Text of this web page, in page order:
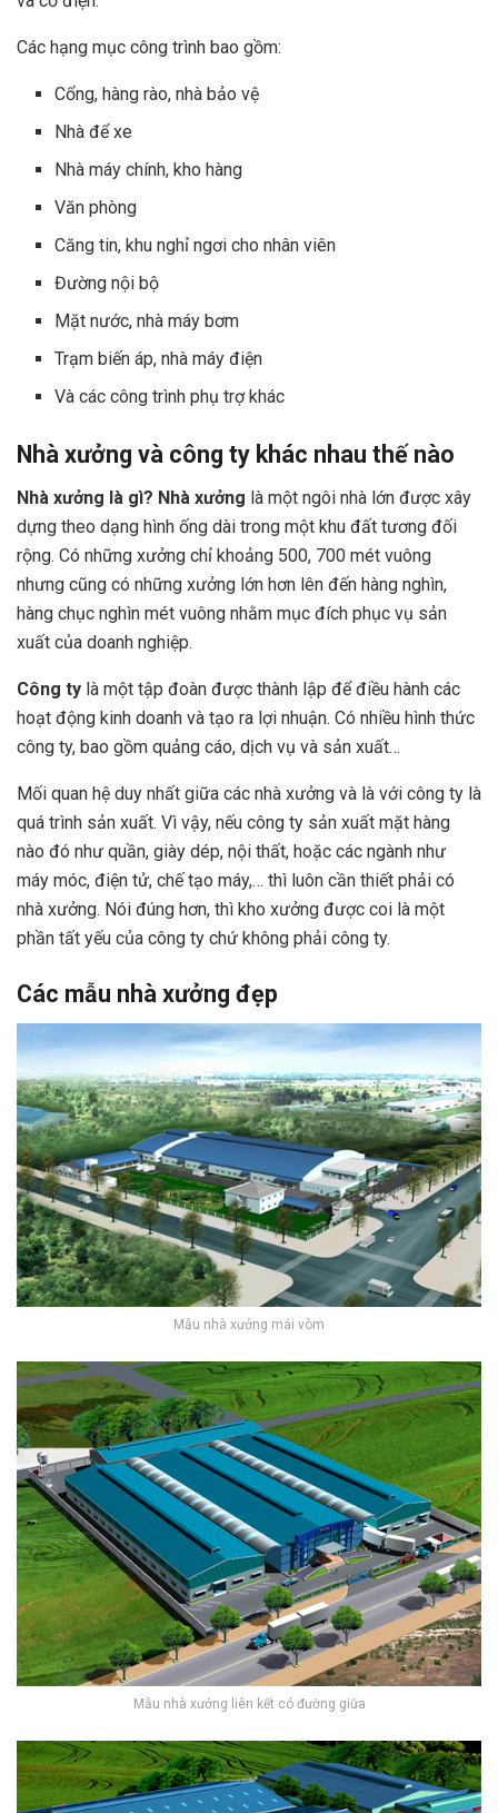
Các hạng mục công trình bao gồm:
Cổng, hàng rào, nhà bảo vệ
Nhà để xe
Nhà máy chính, kho hàng
Văn phòng
Căng tin, khu nghỉ ngơi cho nhân viên
Đường nội bộ
Mặt nước, nhà máy bơm
Trạm biến áp, nhà máy điện
Và các công trình phụ trợ khác
Nhà xưởng và công ty khác nhau thế nào
Nhà xưởng là gì? Nhà xưởng là một ngôi nhà lớn được xây
dựng theo dạng hình ống dài trong một khu đất tương đối
rộng. Có những xưởng chỉ khoảng 500, 700 mét vuông
nhưng cũng có những xưởng lớn hơn lên đến hàng nghìn,
hàng chục nghìn mét vuông nhằm mục đích phục vụ sản
xuất của doanh nghiệp.
Công ty là một tập đoàn được thành lập để điều hành các
hoạt động kinh doanh và tạo ra lợi nhuận. Có nhiều hình thức
công ty, bao gồm quảng cáo, dịch vụ và sản xuất…
Mối quan hệ duy nhất giữa các nhà xưởng và là với công ty là
quá trình sản xuất. Vì vậy, nếu công ty sản xuất mặt hàng
nào đó như quần, giày dép, nội thất, hoặc các ngành như
máy móc, điện tử, chế tạo máy,… thì luôn cần thiết phải có
nhà xưởng. Nói đúng hơn, thì kho xưởng được coi là một
phần tất yếu của công ty chứ không phải công ty.
Các mẫu nhà xưởng đẹp
Mẫu nhà xưởng mái vòm
Mẫu nhà xưởng liên kết có đường giữa